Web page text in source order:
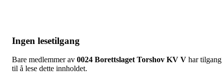
Ingen lesetilgang
Bare medlemmer av 0024 Borettslaget Torshov KV V har tilgang
til å lese dette innholdet.